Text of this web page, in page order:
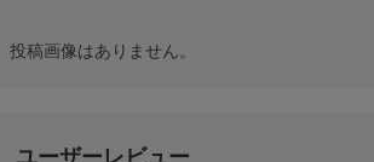
投稿画像はありません。
ユーザーレビュー